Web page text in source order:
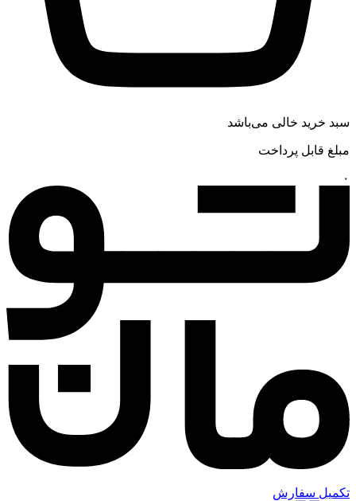
سبد خرید خالی می‌باشد
مبلغ قابل پرداخت
۰
تکمیل سفارش